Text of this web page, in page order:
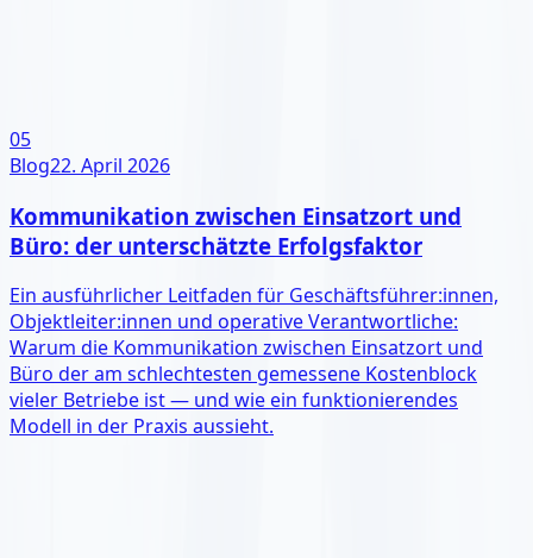
05
Blog22. April 2026
Kommunikation zwischen Einsatzort und
Büro: der unterschätzte Erfolgsfaktor
Ein ausführlicher Leitfaden für Geschäftsführer:innen,
Objektleiter:innen und operative Verantwortliche:
Warum die Kommunikation zwischen Einsatzort und
Büro der am schlechtesten gemessene Kostenblock
vieler Betriebe ist — und wie ein funktionierendes
Modell in der Praxis aussieht.